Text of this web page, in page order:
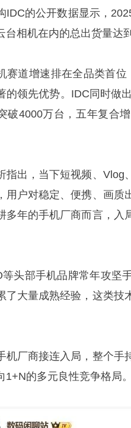
IDC的公开数据显示，
台相机在内的总出货量达
赛道增速排在全品类首
的领先优势。IDC同时做
破4000万台，五年复合
指出，当下短视频、Vlog
用户对稳定、便携、画质
多年的手机厂商而言，入
头部手机品牌常年攻坚
了大量成熟经验，这类技
机厂商接连入局，整个
1+N的多元良性竞争格局。